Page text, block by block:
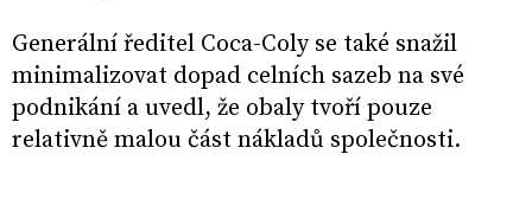
Generální ředitel Coca-Coly se také snažil
minimalizovat dopad celních sazeb na své
podnikání a uvedl, že obaly tvoří pouze
relativně malou část nákladů společnosti.